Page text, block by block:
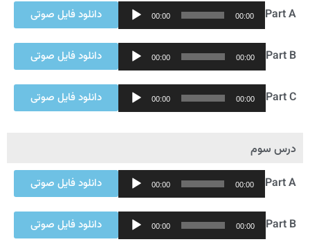
Part A
Audio
Player
00:00 00:00 دانلود فایل صوتی
Part B
Audio
Player
00:00 00:00 دانلود فایل صوتی
Part C
Audio
Player
00:00 00:00 دانلود فایل صوتی
درس سوم
Part A
Audio
Player
00:00 00:00 دانلود فایل صوتی
Part B
Audio
Player
00:00 00:00 دانلود فایل صوتی